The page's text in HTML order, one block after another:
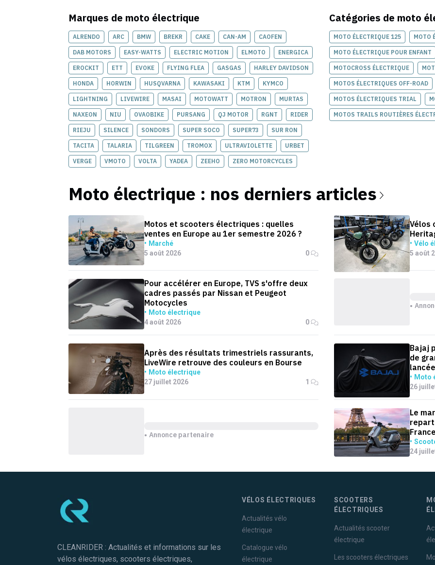
Marques de moto électrique
ALRENDO ARC BMW BREKR CAKE CAN-AM CAOFEN
DAB MOTORS EASY-WATTS ELECTRIC MOTION ELMOTO ENERGICA
EROCKIT ETT EVOKE FLYING FLEA GASGAS HARLEY DAVIDSON
HONDA HORWIN HUSQVARNA KAWASAKI KTM KYMCO
LIGHTNING LIVEWIRE MASAI MOTOWATT MOTRON MURTAS
NAXEON NIU OVAOBIKE PURSANG QJ MOTOR RGNT RIDER
RIEJU SILENCE SONDORS SUPER SOCO SUPER73 SUR RON
TACITA TALARIA TILGREEN TROMOX ULTRAVIOLETTE URBET
VERGE VMOTO VOLTA YADEA ZEEHO ZERO MOTORCYCLES
Catégories de moto
MOTO ÉLECTRIQUE 125 MOTO
MOTO ÉLECTRIQUE POUR ENFANT
MOTOCROSS ÉLECTRIQUE
MOTOS ÉLECTRIQUES OFF-ROAD
MOTOS ÉLECTRIQUES TRIAL
MOTOS TRAILS ROUTIÈRES
Moto électrique : nos derniers articles
Motos et scooters électriques : quelles
ventes en Europe au 1er semestre 2026 ?
Marché
5 août 2026
0
Vélos
Vélo
5 août
Pour accélérer en Europe, TVS s'offre deux
cadres passés par Nissan et Peugeot
Motocycles
Moto électrique
4 août 2026
0
Après des résultats trimestriels rassurants,
LiveWire retrouve des couleurs en Bourse
Moto électrique
27 juillet 2026
1
Bajaj
de
Moto
26
Annonce partenaire
Le
repart
France
24
CLEANRIDER : Actualités et informations sur les
vélos électriques, scooters électriques,
VÉLOS ÉLECTRIQUES
Actualités vélo
électrique
Catalogue vélo
électrique
SCOOTERS
ÉLECTRIQUES
Actualités scooter
électrique
Les scooters électriques